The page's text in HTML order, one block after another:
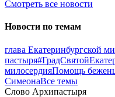
Смотреть все новости
Новости по темам
глава Екатеринбургской
пастыря
милосердияПомощь
СимеонаВсе темы
Слово Архипастыря